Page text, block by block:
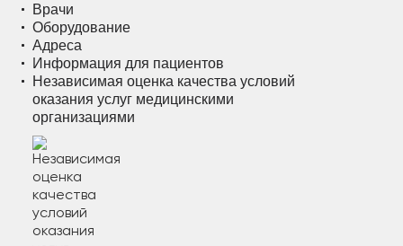
Врачи
Оборудование
Адреса
Информация для пациентов
Независимая оценка качества условий
оказания услуг медицинскими
организациями